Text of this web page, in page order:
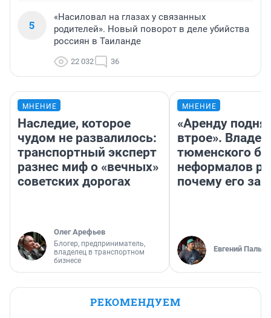
5
«Насиловал на глазах у связанных
родителей». Новый поворот в деле убийства
россиян в Таиланде
22 032 36
МНЕНИЕ
Наследие, которое
чудом не развалилось:
транспортный эксперт
разнес миф о «вечных»
советских дорогах
Олег Арефьев
Блогер, предприниматель,
владелец в транспортном
бизнесе
МНЕНИЕ
«Аренду
втрое».
тюменского
неформалов
почему его
Евгений
РЕКОМЕНДУЕМ